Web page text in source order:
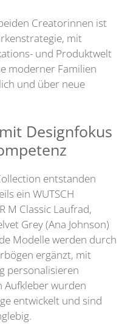
Creatorinnen ist
mit
und Produktwelt
moderner Familien
und über neue
Designfokus
entstanden
ein WUTSCH
M Classic Laufrad,
Grey (Ana Johnson)
Modelle werden durch
ergänzt, mit
personalisieren
Aufkleber wurden
entwickelt und sind